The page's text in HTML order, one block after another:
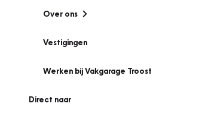
Over ons
Vestigingen
Werken bij Vakgarage Troost
Direct naar